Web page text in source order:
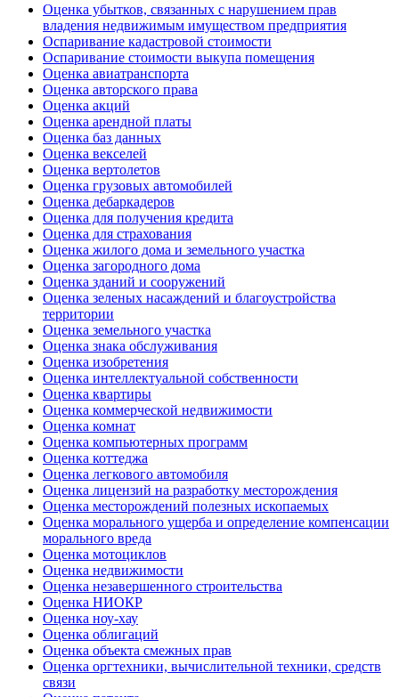
Оценка убытков, связанных с нарушением прав
владения недвижимым имуществом предприятия
Оспаривание кадастровой стоимости
Оспаривание стоимости выкупа помещения
Оценка авиатранспорта
Оценка авторского права
Оценка акций
Оценка арендной платы
Оценка баз данных
Оценка векселей
Оценка вертолетов
Оценка грузовых автомобилей
Оценка дебаркадеров
Оценка для получения кредита
Оценка для страхования
Оценка жилого дома и земельного участка
Оценка загородного дома
Оценка зданий и сооружений
Оценка зеленых насаждений и благоустройства
территории
Оценка земельного участка
Оценка знака обслуживания
Оценка изобретения
Оценка интеллектуальной собственности
Оценка квартиры
Оценка коммерческой недвижимости
Оценка комнат
Оценка компьютерных программ
Оценка коттеджа
Оценка легкового автомобиля
Оценка лицензий на разработку месторождения
Оценка месторождений полезных ископаемых
Оценка морального ущерба и определение компенсации
морального вреда
Оценка мотоциклов
Оценка недвижимости
Оценка незавершенного строительства
Оценка НИОКР
Оценка ноу-хау
Оценка облигаций
Оценка объекта смежных прав
Оценка оргтехники, вычислительной техники, средств
связи